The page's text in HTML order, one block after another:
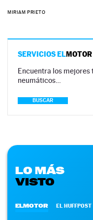
MIRIAM PRIETO
SERVICIOS ELMOTOR
Encuentra los mejores
neumáticos…
BUSCAR
LO MÁS
VISTO
ELMOTOR EL HUFFPOST